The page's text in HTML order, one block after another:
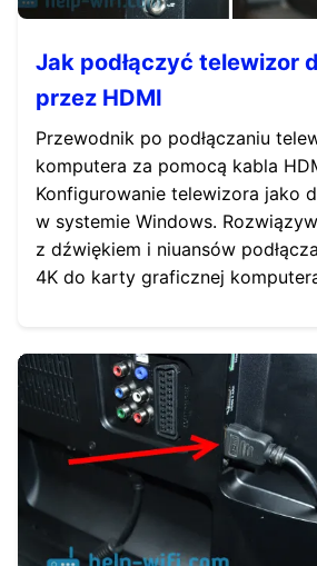
Jak podłączyć telewizor
przez HDMI
Przewodnik po podłączaniu
komputera za pomocą kabla
Konfigurowanie telewizora jako
w systemie Windows.
z dźwiękiem i niuansów
4K do karty graficznej